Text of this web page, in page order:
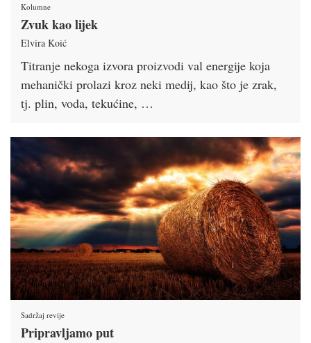
Kolumne
Zvuk kao lijek
Elvira Koić
Titranje nekoga izvora proizvodi val energije koja
mehanički prolazi kroz neki medij, kao što je zrak,
tj. plin, voda, tekućine, …
Sadržaj revije
Pripravljamo put